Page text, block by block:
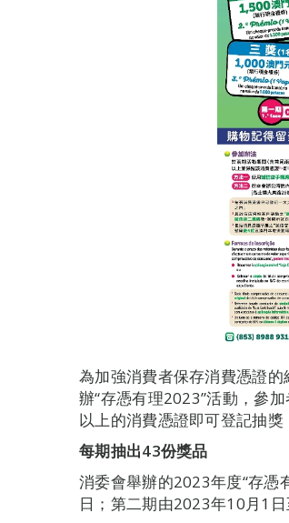
為加強消費者保存消費憑證
辦“存憑有理2023”活動，參
以上的消費憑證即可登記抽獎
每期抽出43份獎品
消委會舉辦的2023年度“存憑
日；第二期由2023年10月1日